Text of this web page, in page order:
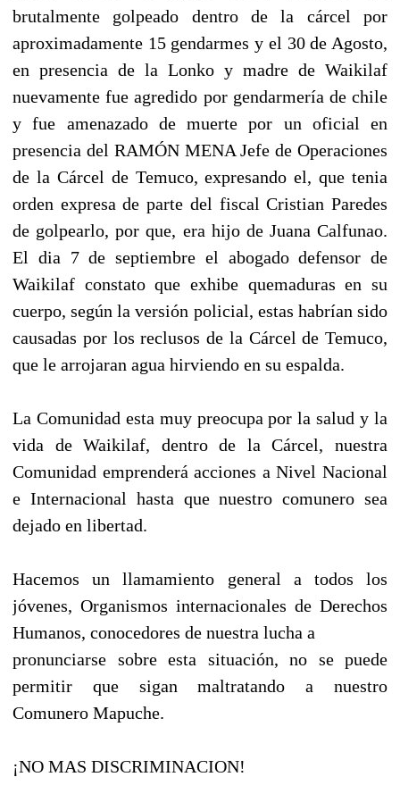
brutalmente golpeado dentro de la cárcel por
aproximadamente 15 gendarmes y el 30 de Agosto,
en presencia de la Lonko y madre de Waikilaf
nuevamente fue agredido por gendarmería de chile
y fue amenazado de muerte por un oficial en
presencia del RAMÓN MENA Jefe de Operaciones
de la Cárcel de Temuco, expresando el, que tenia
orden expresa de parte del fiscal Cristian Paredes
de golpearlo, por que, era hijo de Juana Calfunao.
El dia 7 de septiembre el abogado defensor de
Waikilaf constato que exhibe quemaduras en su
cuerpo, según la versión policial, estas habrían sido
causadas por los reclusos de la Cárcel de Temuco,
que le arrojaran agua hirviendo en su espalda.
La Comunidad esta muy preocupa por la salud y la
vida de Waikilaf, dentro de la Cárcel, nuestra
Comunidad emprenderá acciones a Nivel Nacional
e Internacional hasta que nuestro comunero sea
dejado en libertad.
Hacemos un llamamiento general a todos los
jóvenes, Organismos internacionales de Derechos
Humanos, conocedores de nuestra lucha a
pronunciarse sobre esta situación, no se puede
permitir que sigan maltratando a nuestro
Comunero Mapuche.
¡NO MAS DISCRIMINACION!